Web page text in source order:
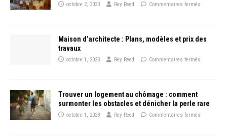
octobre 2, 2023 Rey Reed Commentaires fermés
Maison d’architecte : Plans, modèles et prix des
travaux
octobre 1, 2023 Rey Reed Commentaires fermés
Trouver un logement au chômage : comment
surmonter les obstacles et dénicher la perle rare
octobre 1, 2023 Rey Reed Commentaires fermés